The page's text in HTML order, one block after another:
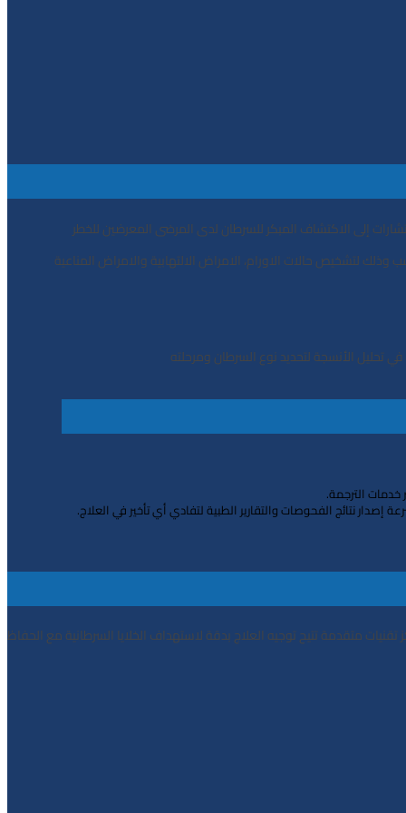
إﻟﻰ اﻻﻛﺘﺸﺎف اﻟﻤﺒﻜﺮ ﻟﻠﺴﺮﻃﺎن ﻟﺪى اﻟﻤﺮﺿﻰ اﻟﻤﻌﺮﺿﻴﻦ ﻟﻠﺨﻄﺮ
وذﻟﻚ ﻟﺘﺸﺨﻴﺺ ﺣﺎﻻت اﻻورام، اﻻﻣﺮاض اﻻﻟﺘﻬﺎﺑﻴﺔ واﻻﻣﺮاض اﻟﻤﻨﺎﻋﻴﺔ
ﺗﺤﻠﻴﻞ اﻷﻧﺴﺠﺔ ﻟﺘﺤﺪﻳﺪ ﻧﻮع اﻟﺴﺮﻃﺎن وﻣﺮﺣﻠﺘﻪ
ﺧﺪﻣﺎت اﻟﺘﺮﺟﻤﺔ.
ﻧﺘﺎﺋﺞ اﻟﻔﺤﻮﺻﺎت واﻟﺘﻘﺎرﻳﺮ اﻟﻄﺒﻴﺔ ﻟﺘﻔﺎدي أي ﺗﺄﺧﻴﺮ ﻓﻲ اﻟﻌﻼج.
ﺗﻘﻨﻴﺎت ﻣﺘﻘﺪﻣﺔ ﺗﺘﻴﺢ ﺗﻮﺟﻴﻪ اﻟﻌﻼج ﺑﺪﻗﺔ ﻻﺳﺘﻬﺪاف اﻟﺨﻼﻳﺎ اﻟﺴﺮﻃﺎﻧﻴﺔ ﻣﻊ اﻟﺤﻔﺎظ